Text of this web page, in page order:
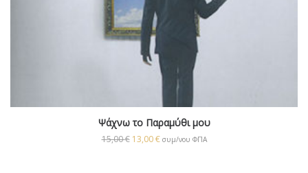
Ψάχνω το Παραμύθι μου
15,00€ 13,00€ συμ/νου ΦΠΑ